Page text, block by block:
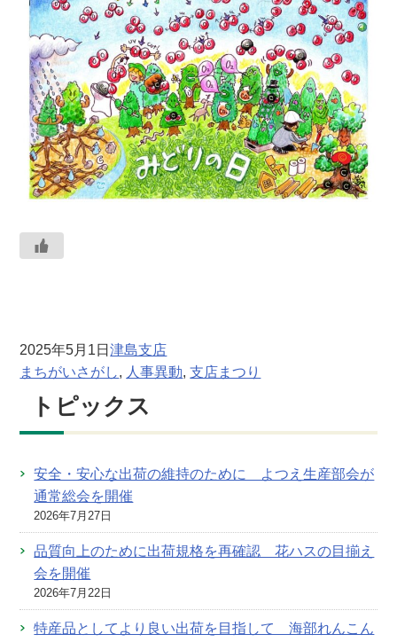
2025年5月1日津島支店
まちがいさがし, 人事異動, 支店まつり
トピックス
安全・安心な出荷の維持のために よつえ生産部会が
通常総会を開催
2026年7月27日
品質向上のために出荷規格を再確認 花ハスの目揃え
会を開催
2026年7月22日
特産品としてより良い出荷を目指して 海部れんこん